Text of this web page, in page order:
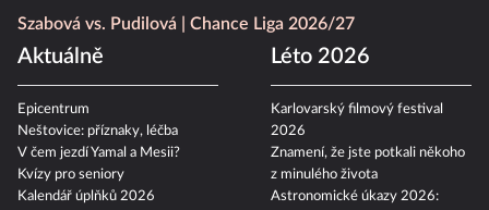
Szabová vs. Pudilová
Chance Liga 2026/27
Aktuálně
Epicentrum
Neštovice: příznaky, léčba
V čem jezdí Yamal a Mesii?
Kvízy pro seniory
Kalendář úplňků 2026
Léto 2026
Karlovarský filmový festival
2026
Znamení, že jste potkali někoho
z minulého života
Astronomické úkazy 2026: